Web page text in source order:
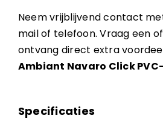
Neem vrijblijvend contact
mail of telefoon. Vraag een
ontvang direct extra
Ambiant Navaro Click
Specificaties